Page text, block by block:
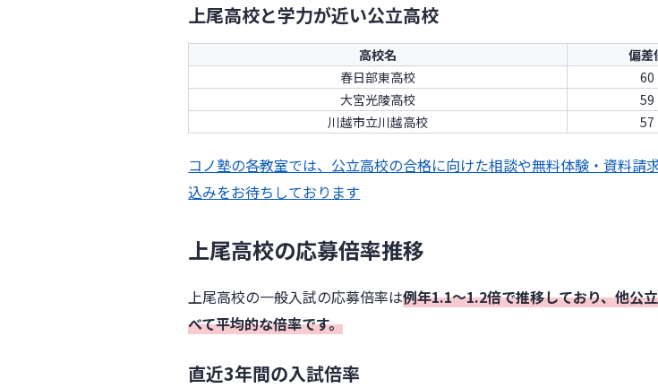
上尾高校と学力が近い公立高校
高校名
偏差
春日部東高校
60
大宮光陵高校
59
川越市立川越高校
57
コノ塾の各教室では、公立高校の合格に向けた相談や無料体験・資料請
込みをお待ちしております
上尾高校の応募倍率推移
上尾高校の一般入試の応募倍率は例年1.1〜1.2倍で推移しており、他公
べて平均的な倍率です。
直近3年間の入試倍率